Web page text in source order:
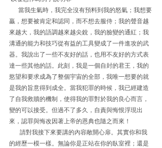
贏，想要被肯定和認同，而不想去服侍；我的聲音越
來越大，我的語調越來越尖銳，我的臉變的通紅；我
溝通的能力和技巧從有益的工具變成了一件進攻的武
器。我說出了一些不友好的話，也用不友好的方式表
達一些其他的話。此刻，我是一個自封的君王，我的
慾望和要求成為了整個宇宙的全部，我唯一想要的就
是我的旨意得到成全。當我犯罪的時候，我已經建造
了自我救贖的機制，使得我的罪對於我的良心而言，
變的可以接受。但過不了多久，自責與悔恨浮現出
來，認罪與悔改因著上帝的恩典也隨之而來！
的經歷一模一樣。無論你是正站在你的臥室裡；還是